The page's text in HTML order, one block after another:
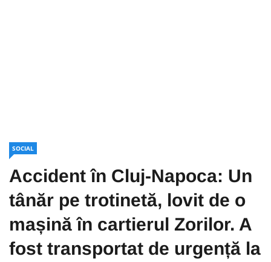
SOCIAL
Accident în Cluj-Napoca: Un
tânăr pe trotinetă, lovit de o
mașină în cartierul Zorilor. A
fost transportat de urgență la